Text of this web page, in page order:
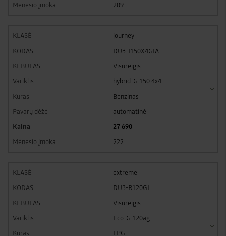
209
journey
DU3-J150X4GIA
Visureigis
hybrid-G 150 4x4
Benzinas
automatinė
27 690
222
extreme
DU3-R120GI
Visureigis
Eco-G 120ag
LPG